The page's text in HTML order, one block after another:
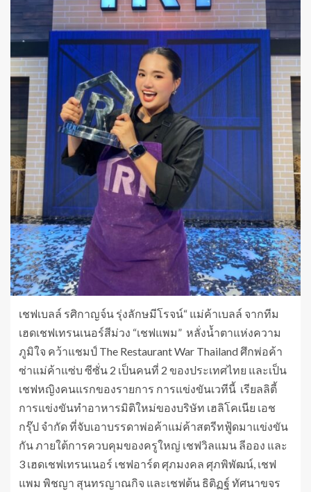
เชฟเบลล์ รศิกาญจ์น รุ่งลักษมีโรจน์“ แม่ค้าเบลล์ จากทีม
เฮดเชฟเทรนเนอร์สีม่วง “เชฟแพม” หลั่งน้ำตาแห่งความ
ภูมิใจ คว้าแชมป์ The Restaurant War Thailand ศึกพ่อค้า
ซ่าแม่ค้าแซ่บ ซีซั่น 2 เป็นคนที่ 2 ของประเทศไทย และเป็น
เชฟหญิงคนแรกของรายการ การแข่งขันเวทีนี้ เรียลลิตี้
การแข่งขันทำอาหารมิติใหม่ของบริษัท เฮลิโคเนีย เอช
กรุ๊ป จำกัด ที่จับเอาบรรดาพ่อค้าแม่ค้าสตรีทฟู้ดมาแข่งขัน
กัน ภายใต้การควบคุมของครูใหญ่ เชฟวิลแมน ลีออง และ
3 เฮดเชฟเทรนเนอร์ เชฟอาร์ต ศุภมงคล ศุภพิพัฒน์, เชฟ
แพม พิชญา สุนทรญาณกิจ และเชฟต้น ธิติฏฐ์ ทัศนาขจร